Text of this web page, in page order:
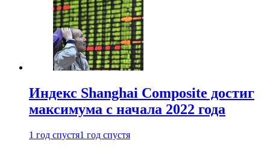
Индекс Shanghai Composite достиг
максимума с начала 2022 года
1 год спустя1 год спустя